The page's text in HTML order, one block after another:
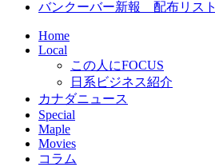
バンクーバー新報 配布リスト
Home
Local
この人にFOCUS
日系ビジネス紹介
カナダニュース
Special
Maple
Movies
コラム